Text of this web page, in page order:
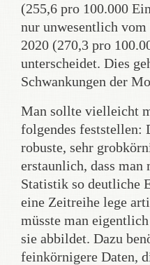
(255,6 pro 100.000
nur unwesentlich
2020 (270,3 pro
unterscheidet. Dies
Schwankungen der
Man sollte vielleicht
folgendes feststellen:
robuste, sehr
erstaunlich, dass man
Statistik so deutliche
eine Zeitreihe lege
müsste man
sie abbildet. Dazu
feinkörnigere Daten,